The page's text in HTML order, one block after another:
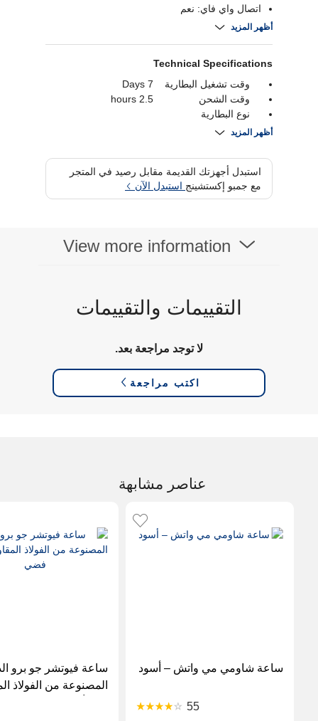
اتصال واي فاي: نعم
شاشة لمس: نعم
أظهر المزيد
Technical Specifications
وقت تشغيل البطارية
7 Days
وقت الشحن
2.5 hours
نوع البطارية
بلوتوث
قدرة البطارية
280 mAh
واي فاي
نوع العرض
AMOLED
أظهر المزيد
استبدل أجهزتك القديمة مقابل رصيد في المتجر
مع جمبو إكستشينج استبدل الآن
View more information
التقييمات والتقييمات
لا توجد مراجعة بعد.
اكتب مراجعة
عناصر مشابهة
ساعة شاومي مي واتش – أسود
55
ساعة فيوتشر جو برو
المصنوعة من الفولاذ